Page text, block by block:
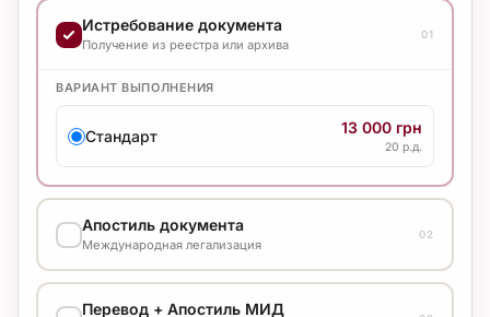
Истребование документа
Получение из реестра или архива
01
ВАРИАНТ ВЫПОЛНЕНИЯ
Стандарт 13 000 грн
20 р.д.
Апостиль документа
Международная легализация
02
ВАРИАНТ ВЫПОЛНЕНИЯ
Перевод + Апостиль МИД